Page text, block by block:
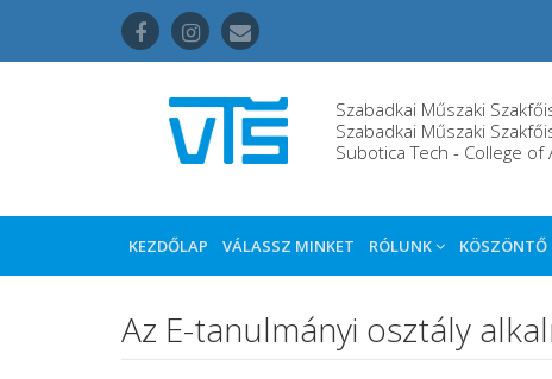
Szabadkai Műszaki
Szabadkai Műszaki
Subotica Tech - College of
KEZDŐLAP VÁLASSZ MINKET RÓLUNK KÖSZÖNTŐ
Az E-tanulmányi osztály